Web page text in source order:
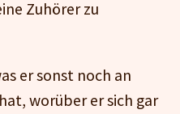
Zuhörer zu
er sonst noch an
worüber er sich gar